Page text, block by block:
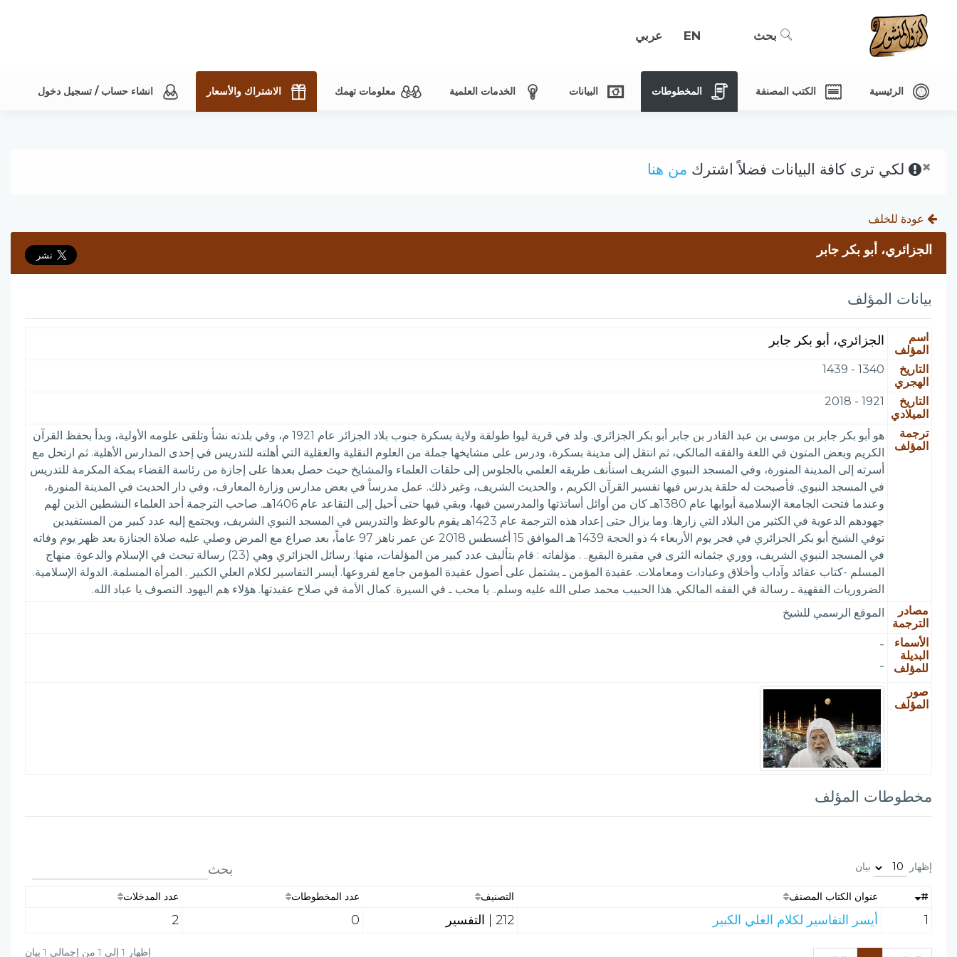
بحث EN عربي
الرئيسية الكتب المصنفة المخطوطات البيانات الخدمات العلمية معلومات تهمك الاشتراك والأسعار انشاء حساب / تسجيل دخول
× لكي ترى كافة البيانات فضلاً اشترك من هنا
عودة للخلف
الجزائري، أبو بكر جابر
بيانات المؤلف
اسم
المؤلف
الجزائري، أبو بكر جابر
التاريخ
الهجري
1340 - 1439
التاريخ
الميلادي
1921 - 2018
ترجمة
المؤلف
هو أبو بكر جابر بن موسى بن عبد القادر بن جابر أبو بكر الجزائري. ولد في قرية ليوا طولقة ولاية بسكرة جنوب بلاد الجزائر عام 1921 م، وفي بلدته نشأ وتلقى علومه الأولية، وبدأ بحفظ القرآن
الكريم وبعض المتون في اللغة والفقه المالكي، ثم انتقل إلى مدينة بسكرة، ودرس على مشايخها جملة من العلوم النقلية والعقلية التي أهلته للتدريس في إحدى المدارس الأهلية. ثم ارتحل مع
أسرته إلى المدينة المنورة، وفي المسجد النبوي الشريف استأنف طريقه العلمي بالجلوس إلى حلقات العلماء والمشايخ حيث حصل بعدها على إجازة من رئاسة القضاء بمكة المكرمة للتدريس
في المسجد النبوي. فأصبحت له حلقة يدرس فيها تفسير القرآن الكريم ، والحديث الشريف، وغير ذلك. عمل مدرساً في بعض مدارس وزارة المعارف، وفي دار الحديث في المدينة المنورة،
وعندما فتحت الجامعة الإسلامية أبوابها عام 1380هـ كان من أوائل أساتذتها والمدرسين فيها، وبقي فيها حتى أحيل إلى التقاعد عام 1406هـ. صاحب الترجمة أحد العلماء النشطين الذين لهم
جهودهم الدعوية في الكثير من البلاد التي زارها. وما يزال حتى إعداد هذه الترجمة عام 1423هـ يقوم بالوعظ والتدريس في المسجد النبوي الشريف، ويجتمع إليه عدد كبير من المستفيدين
توفي الشيخ أبو بكر الجزائري في فجر يوم الأربعاء 4 ذو الحجة 1439 هـ الموافق 15 أغسطس 2018 عن عمر ناهز 97 عاماً، بعد صراع مع المرض وصلي عليه صلاة الجنازة بعد ظهر يوم وفاته
في المسجد النبوي الشريف، ووري جثمانه الثرى في مقبرة البقيع.. . مؤلفاته : قام بتأليف عدد كبير من المؤلفات، منها: رسائل الجزائري وهي (23) رسالة تبحث في الإسلام والدعوة. منهاج
المسلم -كتاب عقائد وآداب وأخلاق وعبادات ومعاملات. عقيدة المؤمن ـ يشتمل على أصول عقيدة المؤمن جامع لفروعها. أيسر التفاسير لكلام العلي الكبير . المرأة المسلمة. الدولة الإسلامية.
الضروريات الفقهية ـ رسالة في الفقه المالكي. هذا الحبيب محمد صلى الله عليه وسلم.. يا محب ـ في السيرة. كمال الأمة في صلاح عقيدتها. هؤلاء هم اليهود. التصوف يا عباد الله.
مصادر
الترجمة
الموقع الرسمي للشيخ
الأسماء
البديلة
للمؤلف
-
-
صور
المؤلف
مخطوطات المؤلف
إظهار بيان بحث
# عنوان الكتاب المصنف التصنيف عدد المخطوطات عدد المدخلات
1 أيسر التفاسير لكلام العلي الكبير 212 | التفسير 0
2
إظهار 1 إلى 1 من إجمالي 1 بيان